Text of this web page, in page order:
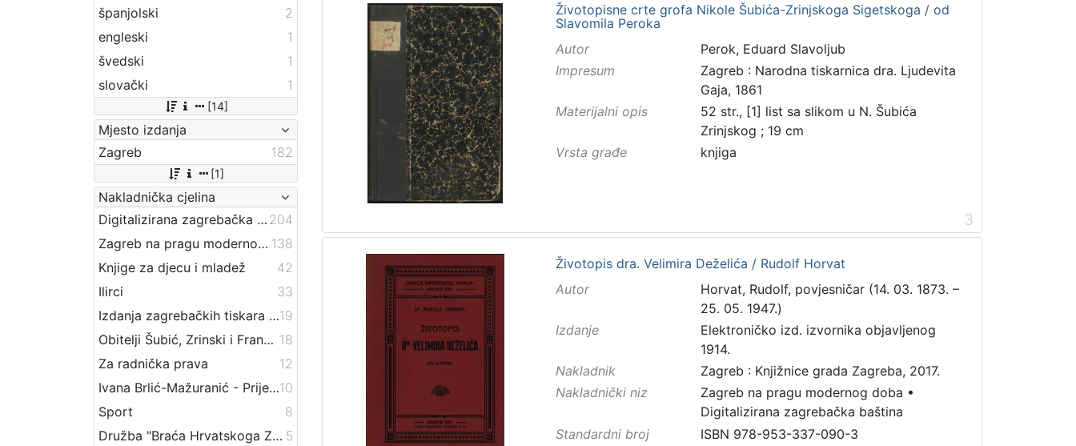
španjolski
2
engleski
1
švedski
1
slovački
1
[14]
Mjesto izdanja
Zagreb
182
[1]
Nakladnička cjelina
Digitalizirana zagrebačka baština 204
Zagreb na pragu modernog doba 138
Knjige za djecu i mladež
42
Ilirci
33
Izdanja zagrebačkih tiskara 17. i 18. stoljeća19
Obitelji Šubić, Zrinski i Frankopan 18
Za radnička prava
12
Ivana Brlić-Mažuranić - Prijevodi10
Sport
8
Družba "Braća Hrvatskoga Zmaja" 5
Životopisne crte grofa Nikole Šubića-Zrinjskoga Sigetskoga / od
Slavomila Peroka
Autor
Perok, Eduard Slavoljub
Impresum
Zagreb : Narodna tiskarnica dra. Ljudevita
Gaja, 1861
Materijalni opis
52 str., [1] list sa slikom u N. Šubića
Zrinjskog ; 19 cm
Vrsta građe
knjiga
3
Životopis dra. Velimira Deželića / Rudolf Horvat
Autor
Horvat, Rudolf, povjesničar (14. 03. 1873. –
25. 05. 1947.)
Izdanje
Elektroničko izd. izvornika objavljenog
1914.
Nakladnik
Zagreb : Knjižnice grada Zagreba, 2017.
Nakladnički niz
Zagreb na pragu modernog doba •
Digitalizirana zagrebačka baština
Standardni broj
ISBN 978-953-337-090-3